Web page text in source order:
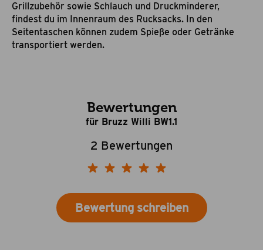
Grillzubehör sowie Schlauch und Druckminderer,
findest du im Innenraum des Rucksacks. In den
Seitentaschen können zudem Spieße oder Getränke
transportiert werden.
Bewertungen
für Bruzz Willi BW1.1
2 Bewertungen
Bewertung schreiben